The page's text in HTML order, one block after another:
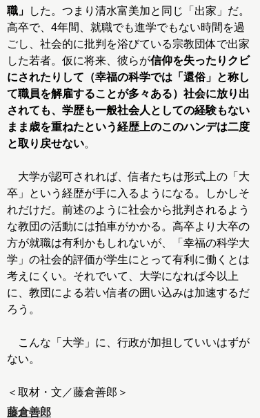
職」
した。つまり清水富美加と同じ「出家」だ。
高卒で、4年間、就職でも進学でもない時間を過
ごし、社会的に批判を浴びている宗教団体で出家
した若者。仮に将来、彼らが信仰を失ったりクビ
にされたりして（幸福の科学では「還俗」と称し
て職員を解雇することが多々ある）社会に放り出
されても、学歴も一般社会人としての経験もない
まま歳を重ねたという経歴上のこのハンデは二度
と取り戻せない。
大学が認可されれば、信者たちは形式上の「大
卒」という経歴が手に入るようになる。しかしそ
れだけだ。前述のように社会から批判されるよう
な教団の活動には拍車がかかる。高卒より大卒の
方が就職は有利かもしれないが、「幸福の科学大
学」の社会的評価が学生にとって有利に働くとは
考えにくい。それでいて、大学になれば今以上
に、教団による若い信者の囲い込みは加速するだ
ろう。
こんな「大学」に、行政が加担していいはずが
ない。
＜取材・文／藤倉善郎＞
藤倉善郎